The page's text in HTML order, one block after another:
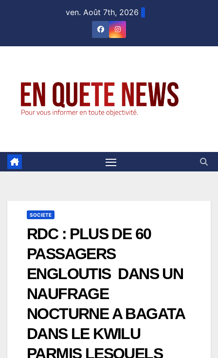
ven. Août 7th, 2026
SOCIETE
RDC : PLUS DE 60
PASSAGERS
ENGLOUTIS DANS UN
NAUFRAGE
NOCTURNE A BAGATA
DANS LE KWILU
PARMIS LESQUELS